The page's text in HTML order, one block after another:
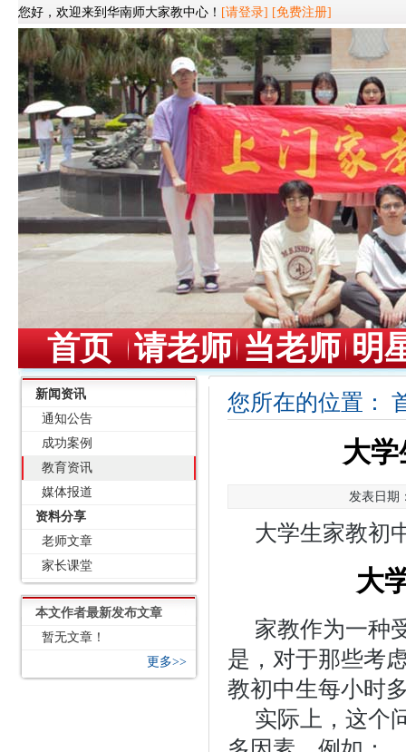
您好，欢迎来到华南师大家教中心！ [请登录] [免费注册]
首页 请老师 当老师 明
新闻资讯
通知公告
成功案例
教育资讯
媒体报道
资料分享
老师文章
家长课堂
本文作者最新发布文章
暂无文章！
更多>>
您所在的位置：
大
发表日期
大学生家教初
大
家教作为一种
是，对于那些考
教初中生每小时
实际上，这个